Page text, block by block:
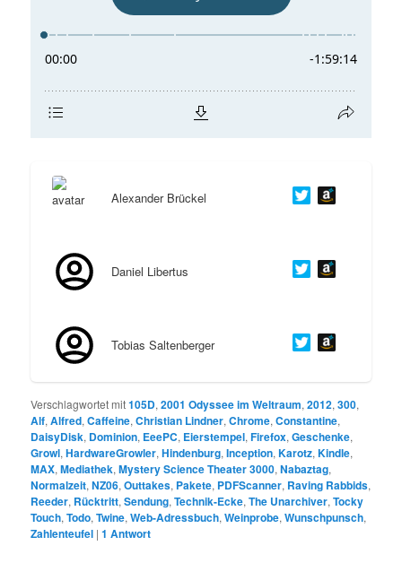
Alexander Brückel
Daniel Libertus
Tobias Saltenberger
Verschlagwortet mit105D,2001 Odyssee im Weltraum,2012,300,
Alf,Alfred,Caffeine,Christian Lindner,Chrome,Constantine,
DaisyDisk, Dominion, EeePC, Eierstempel,Firefox,Geschenke,
Growl,HardwareGrowler,Hindenburg,Inception,Karotz,Kindle,
MAX,Mediathek,Mystery Science Theater 3000,Nabaztag,
Normalzeit,NZ06,Outtakes, Pakete, PDFScanner, Raving Rabbids,
Reeder, Rücktritt,Sendung,Technik-Ecke,The Unarchiver,Tocky
Touch,Todo,Twine,Web-Adressbuch,Weinprobe,Wunschpunsch,
Zahlenteufel |1 Antwort